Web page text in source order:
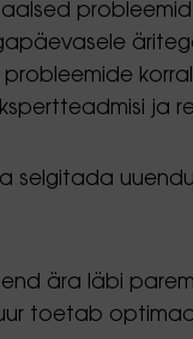
korral
ja
selgitada
ära läbi
toetab